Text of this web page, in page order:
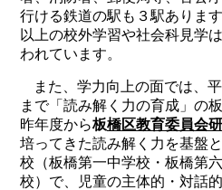
行ける鉄道の駅も３駅ありま
以上の校外学習や社会科見学
われています。
また、学力向上の面では、
まで「読み解く力の育成」の
昨年度から板橋区教育委員会
培ってきた読み解く力を基盤
校（板橋第一中学校・板橋第
校）で、児童の主体的・対話